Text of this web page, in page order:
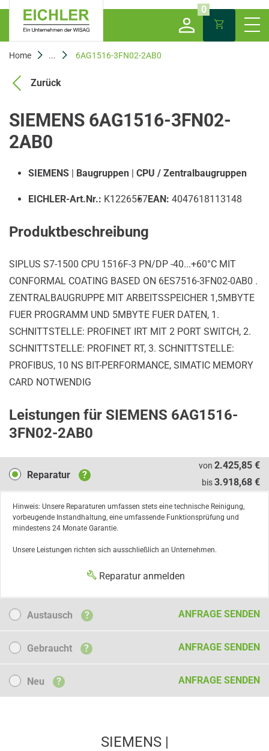
0
Home ... 6AG1516-3FN02-2AB0
Zurück
SIEMENS 6AG1516-3FN02-
2AB0
SIEMENS | Baugruppen | CPU / Zentralbaugruppen
EICHLER-Art.Nr.: K1226557EAN: 4047618113148
Produktbeschreibung
SIPLUS S7-1500 CPU 1516F-3 PN/DP -40...+60°C MIT
CONFORMAL COATING BASED ON 6ES7516-3FN02-0AB0 .
ZENTRALBAUGRUPPE MIT ARBEITSSPEICHER 1,5MBYTE
FUER PROGRAMM UND 5MBYTE FUER DATEN, 1.
SCHNITTSTELLE: PROFINET IRT MIT 2 PORT SWITCH, 2.
SCHNITTSTELLE: PROFINET RT, 3. SCHNITTSTELLE:
PROFIBUS, 10 NS BIT-PERFORMANCE, SIMATIC MEMORY
CARD NOTWENDIG
Leistungen für SIEMENS 6AG1516-
3FN02-2AB0
Reparatur
Reparatur ?
von 2.425,85 €
bis3.918,68 €
Hinweis: Unsere Reparaturen umfassen stets eine technische Reinigung,
vorbeugende Instandhaltung, eine umfassende Funktionsprüfung und
mindestens 24 Monate Garantie.
Unsere Leistungen richten sich ausschließlich an Unternehmen.
Reparatur anmelden
Austausch
Austausch ? ANFRAGE SENDEN
Gebraucht
Gebraucht ? ANFRAGE SENDEN
NeuNeu ? ANFRAGE SENDEN
SIEMENS |